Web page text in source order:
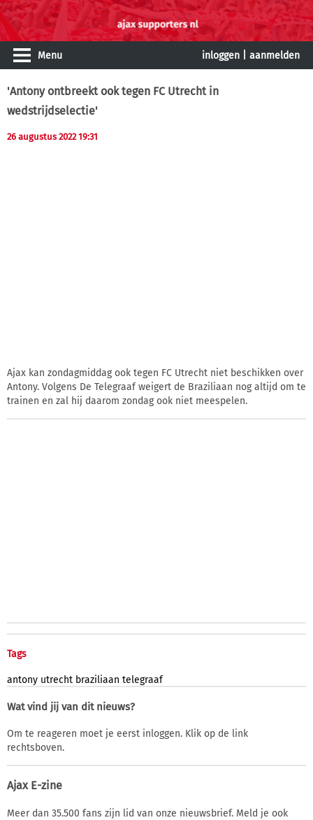
Menu inloggen aanmelden
'Antony ontbreekt ook tegen FC Utrecht in
wedstrijdselectie'
26 augustus 2022 19:31
Ajax kan zondagmiddag ook tegen FC Utrecht niet beschikken over
Antony. Volgens De Telegraaf weigert de Braziliaan nog altijd om te
trainen en zal hij daarom zondag ook niet meespelen.
Tags
antony utrecht braziliaan telegraaf
Wat vind jij van dit nieuws?
Om te reageren moet je eerst inloggen. Klik op de link
rechtsboven.
Ajax E-zine
Meer dan 35.500 fans zijn lid van onze nieuwsbrief. Meld je ook